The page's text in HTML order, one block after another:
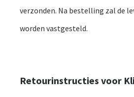
verzonden. Na bestelling zal de
worden vastgesteld.
Retourinstructies voor